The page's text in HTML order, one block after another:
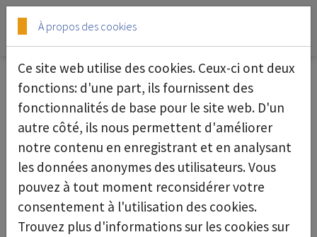
Skip to main content
Skip to page footer
Unité de Chauffe et Filtration SW50L
À propos des cookies
Ce site web utilise des cookies. Ceux-ci ont deux
fonctions: d'une part, ils fournissent des
fonctionnalités de base pour le site web. D'un
autre côté, ils nous permettent d'améliorer
notre contenu en enregistrant et en analysant
les données anonymes des utilisateurs. Vous
pouvez à tout moment reconsidérer votre
consentement à l'utilisation des cookies.
Trouvez plus d'informations sur les cookies sur